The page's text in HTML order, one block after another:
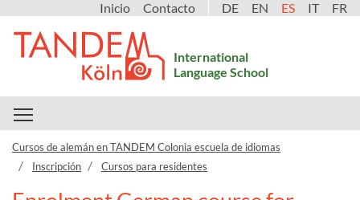
Inicio Contacto DE EN ES IT FR
International
Language School
Cursos de alemán en TANDEM Colonia escuela de idiomas
Inscripción
Cursos para residentes